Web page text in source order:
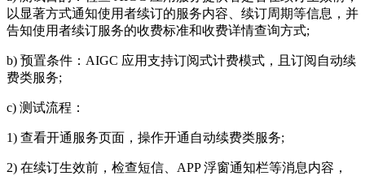
以显著方式通知使用者续订的服务内容、续订周期等信息，并
告知使用者续订服务的收费标准和收费详情查询方式;
b) 预置条件：AIGC 应用支持订阅式计费模式，且订阅自动续
费类服务;
c) 测试流程：
1) 查看开通服务页面，操作开通自动续费类服务;
2) 在续订生效前，检查短信、APP 浮窗通知栏等消息内容，